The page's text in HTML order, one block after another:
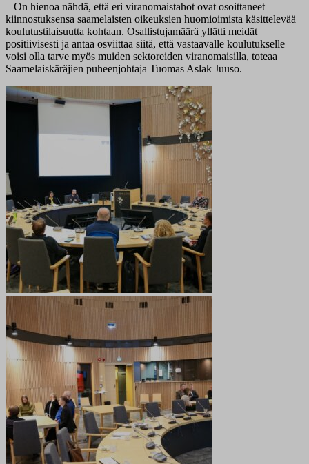
– On hienoa nähdä, että eri viranomaistahot ovat osoittaneet
kiinnostuksensa saamelaisten oikeuksien huomioimista käsittelevää
koulutustilaisuutta kohtaan. Osallistujamäärä yllätti meidät
positiivisesti ja antaa osviittaa siitä, että vastaavalle koulutukselle
voisi olla tarve myös muiden sektoreiden viranomaisilla, toteaa
Saamelaiskäräjien puheenjohtaja Tuomas Aslak Juuso.